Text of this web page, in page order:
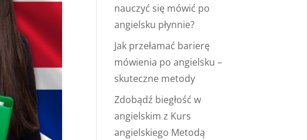
nauczyć się mówić po
angielsku płynnie?
Jak przełamać barierę
mówienia po angielsku –
skuteczne metody
Zdobądź biegłość w
angielskim z Kurs
angielskiego Metodą